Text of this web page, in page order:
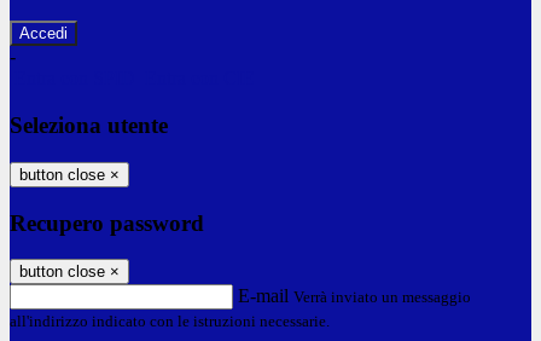
-
Seleziona utente
button close ×
Recupero password
button close ×
E-mail Verrà inviato un messaggio
all'indirizzo indicato con le istruzioni necessarie.